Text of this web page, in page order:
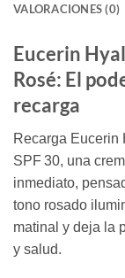
VALORACIONES (0)
Eucerin
Rosé: El
recarga
Recarga
SPF 30, una
inmediato,
tono rosado
matinal y deja la
y salud.